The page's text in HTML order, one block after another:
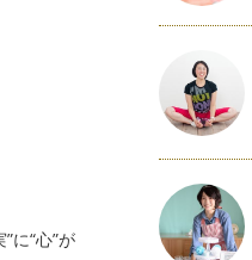
に“心”が